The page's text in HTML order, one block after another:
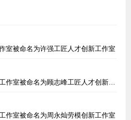
室被命名为许强工匠人才创新工作室
作室被命名为顾志峰工匠人才创新工
作室被命名为周永灿劳模创新工作室